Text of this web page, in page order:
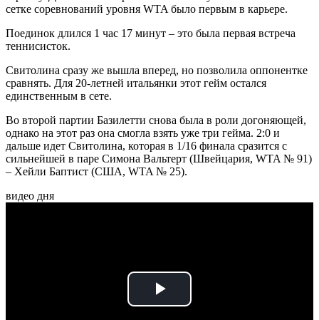
сетке соревнований уровня WTA было первым в карьере.
Поединок длился 1 час 17 минут – это была первая встреча
теннисисток.
Свитолина сразу же вышла вперед, но позволила оппонентке
сравнять. Для 20-летней итальянки этот гейм остался
единственным в сете.
Во второй партии Базилетти снова была в роли догоняющей,
однако на этот раз она смогла взять уже три гейма. 2:0 и
дальше идет Свитолина, которая в 1/16 финала сразится с
сильнейшей в паре Симона Вальтерт (Швейцария, WTA № 91)
– Хейли Баптист (США, WTA № 25).
видео дня
Play